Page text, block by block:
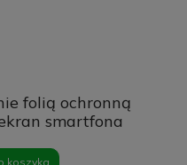
folią ochronną
smartfona
koszyka